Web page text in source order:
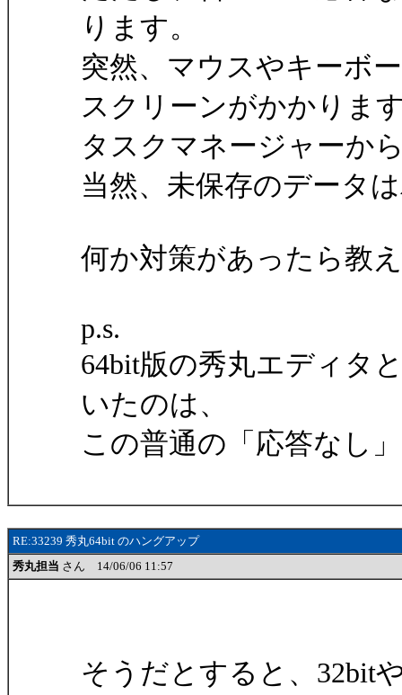
ります。
突然、マウスやキーボ
スクリーンがかかりま
タスクマネージャーか
当然、未保存のデータ
何か対策があったら教
p.s.
64bit版の秀丸エディタ
いたのは、
この普通の「応答なし
RE:33239 秀丸64bit のハングアップ
秀丸担当 さん 14/06/06 11:57
そうだとすると、32bit